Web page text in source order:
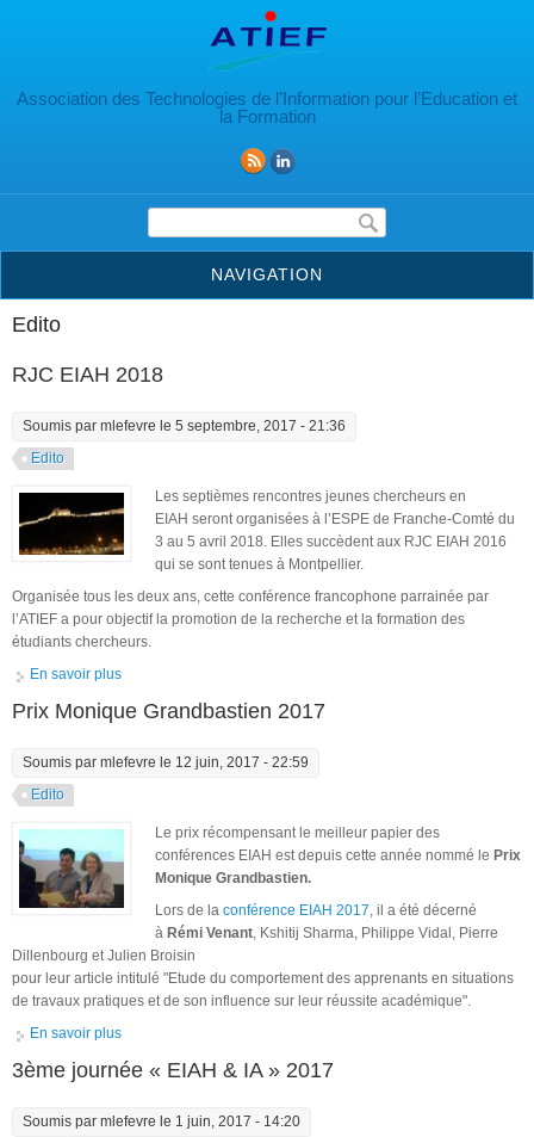
Association des Technologies de l’Information pour l’Education et
la Formation
Formulaire de recherche
NAVIGATION
Edito
RJC EIAH 2018
Soumis par mlefevre le 5 septembre, 2017 - 21:36
Edito
Les septièmes rencontres jeunes chercheurs en
EIAH seront organisées à l’ESPE de Franche-Comté du
3 au 5 avril 2018. Elles succèdent aux RJC EIAH 2016
qui se sont tenues à Montpellier.
Organisée tous les deux ans, cette conférence francophone parrainée par
l’ATIEF a pour objectif la promotion de la recherche et la formation des
étudiants chercheurs.
En savoir plus
Prix Monique Grandbastien 2017
Soumis par mlefevre le 12 juin, 2017 - 22:59
Edito
Le prix récompensant le meilleur papier des
conférences EIAH est depuis cette année nommé le Prix
Monique Grandbastien.
Lors de la conférence EIAH 2017, il a été décerné
à Rémi Venant, Kshitij Sharma, Philippe Vidal, Pierre
Dillenbourg et Julien Broisin
pour leur article intitulé "Etude du comportement des apprenants en situations
de travaux pratiques et de son influence sur leur réussite académique".
En savoir plus
3ème journée « EIAH & IA » 2017
Soumis par mlefevre le 1 juin, 2017 - 14:20